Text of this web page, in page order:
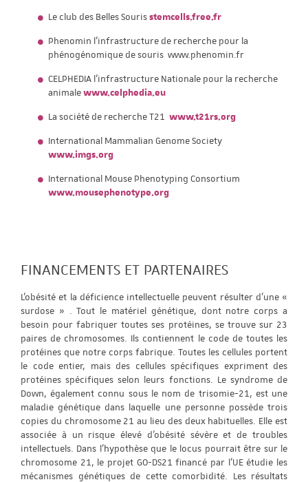
Le club des Belles Sourisstemcells.free.fr
Phenomin l’infrastructure de recherche pour la
phénogénomique de souris www.phenomin.fr
CELPHEDIA l’infrastructure Nationale pour la recherche
animalewww.celphedia.eu
La société de recherche T21 www.t21rs.org
International Mammalian Genome Society
www.imgs.org
International Mouse Phenotyping Consortium
www.mousephenotype.org
FINANCEMENTS ET PARTENAIRES
L'obésité et la déficience intellectuelle peuvent résulter d'une «
surdose » . Tout le matériel génétique, dont notre corps a
besoin pour fabriquer toutes ses protéines, se trouve sur 23
paires de chromosomes. Ils contiennent le code de toutes les
protéines que notre corps fabrique. Toutes les cellules portent
le code entier, mais des cellules spécifiques expriment des
protéines spécifiques selon leurs fonctions. Le syndrome de
Down, également connu sous le nom de trisomie-21, est une
maladie génétique dans laquelle une personne possède trois
copies du chromosome 21 au lieu des deux habituelles. Elle est
associée à un risque élevé d'obésité sévère et de troubles
intellectuels. Dans l'hypothèse que le locus pourrait être sur le
chromosome 21, le projet GO-DS21 financé par l'UE étudie les
mécanismes génétiques de cette comorbidité. Les résultats